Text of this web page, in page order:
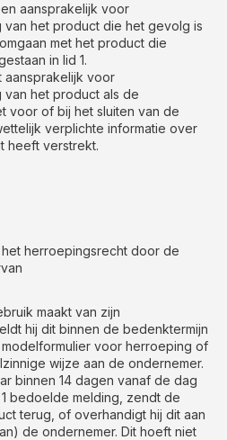
aansprakelijk voor
van het product die het gevolg is
met het product die
in lid 1.
aansprakelijk voor
het product als de
voor of bij het sluiten van de
verplichte informatie over
heeft verstrekt.
herroepingsrecht door de
maakt van zijn
hij dit binnen de bedenktermijn
voor herroeping of
wijze aan de ondernemer.
binnen 14 dagen vanaf de dag
bedoelde melding, zendt de
terug, of overhandigt hij dit aan
de ondernemer. Dit hoeft niet